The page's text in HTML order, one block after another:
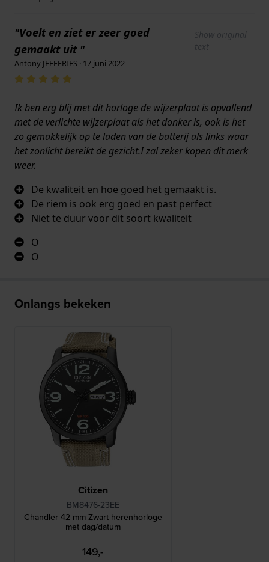
"Voelt en ziet er zeer goed
gemaakt uit "
Show original
text
Antony JEFFERIES · 17 juni 2022
Ik ben erg blij met dit horloge de wijzerplaat is opvallend
met de verlichte wijzerplaat als het donker is, ook is het
zo gemakkelijk op te laden van de batterij als links waar
het zonlicht bereikt de gezicht.I zal zeker kopen dit merk
weer.
De kwaliteit en hoe goed het gemaakt is.
De riem is ook erg goed en past perfect
Niet te duur voor dit soort kwaliteit
O
O
Onlangs bekeken
Citizen
BM8476-23EE
Chandler 42 mm Zwart herenhorloge
met dag/datum
149,-